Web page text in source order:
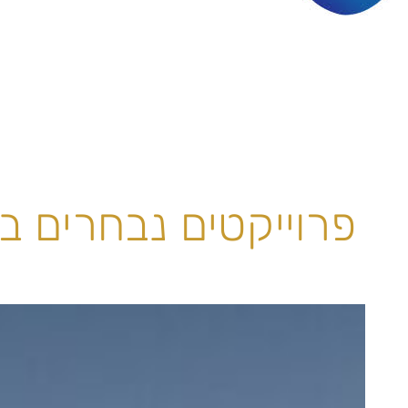
פרוייקטים נבחרים